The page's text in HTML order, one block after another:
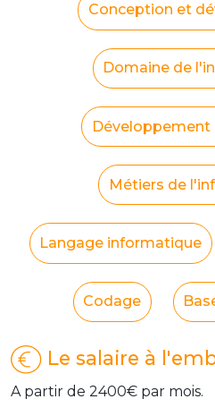
Conception et
Domaine de
Métiers de
Langage informatique
Codage
Le salaire à
A partir de 2400€ par mois.